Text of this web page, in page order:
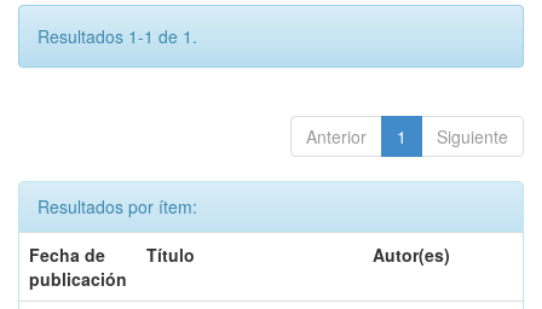
Resultados 1-1 de 1.
Anterior 1 Siguiente
Resultados por ítem:
Fecha de
publicación
Título Autor(es)